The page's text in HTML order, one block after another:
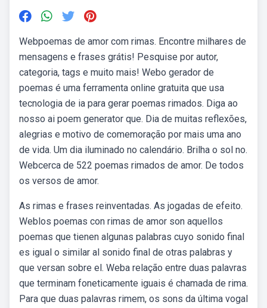
Webpoemas de amor com rimas. Encontre milhares de
mensagens e frases grátis! Pesquise por autor,
categoria, tags e muito mais! Webo gerador de
poemas é uma ferramenta online gratuita que usa
tecnologia de ia para gerar poemas rimados. Diga ao
nosso ai poem generator que. Dia de muitas reflexões,
alegrias e motivo de comemoração por mais uma ano
de vida. Um dia iluminado no calendário. Brilha o sol no.
Webcerca de 522 poemas rimados de amor. De todos
os versos de amor.
As rimas e frases reinventadas. As jogadas de efeito.
Weblos poemas con rimas de amor son aquellos
poemas que tienen algunas palabras cuyo sonido final
es igual o similar al sonido final de otras palabras y
que versan sobre el. Weba relação entre duas palavras
que terminam foneticamente iguais é chamada de rima.
Para que duas palavras rimem, os sons da última vogal